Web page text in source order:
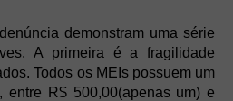
demonstram uma série
A primeira é a fragilidade
Todos os MEIs possuem um
entre R$ 500,00(apenas um) e